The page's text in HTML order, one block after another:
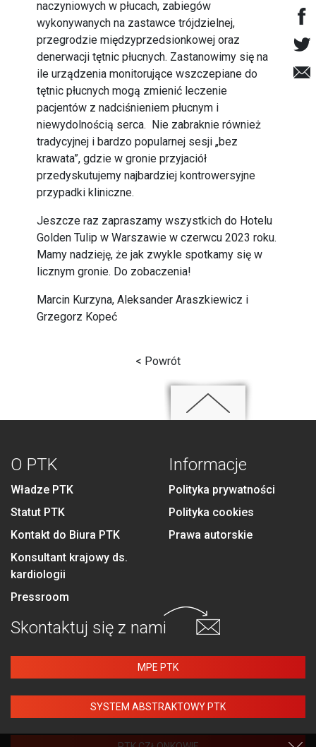
naczyniowych w płucach, zabiegów
wykonywanych na zastawce trójdzielnej,
przegrodzie międzyprzedsionkowej oraz
denerwacji tętnic płucnych. Zastanowimy się na
ile urządzenia monitorujące wszczepiane do
tętnic płucnych mogą zmienić leczenie
pacjentów z nadciśnieniem płucnym i
niewydolnością serca. Nie zabraknie również
tradycyjnej i bardzo popularnej sesji „bez
krawata”, gdzie w gronie przyjaciół
przedyskutujemy najbardziej kontrowersyjne
przypadki kliniczne.
Jeszcze raz zapraszamy wszystkich do Hotelu
Golden Tulip w Warszawie w czerwcu 2023 roku.
Mamy nadzieję, że jak zwykle spotkamy się w
licznym gronie. Do zobaczenia!
Marcin Kurzyna, Aleksander Araszkiewicz i
Grzegorz Kopeć
< Powrót
O PTK
Władze PTK
Statut PTK
Kontakt do Biura PTK
Konsultant krajowy ds.
kardiologii
Pressroom
Informacje
Polityka prywatności
Polityka cookies
Prawa autorskie
Skontaktuj się z nami
MPE PTK
SYSTEM ABSTRAKTOWY PTK